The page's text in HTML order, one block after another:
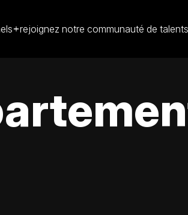
rejoignez notre communauté de talents